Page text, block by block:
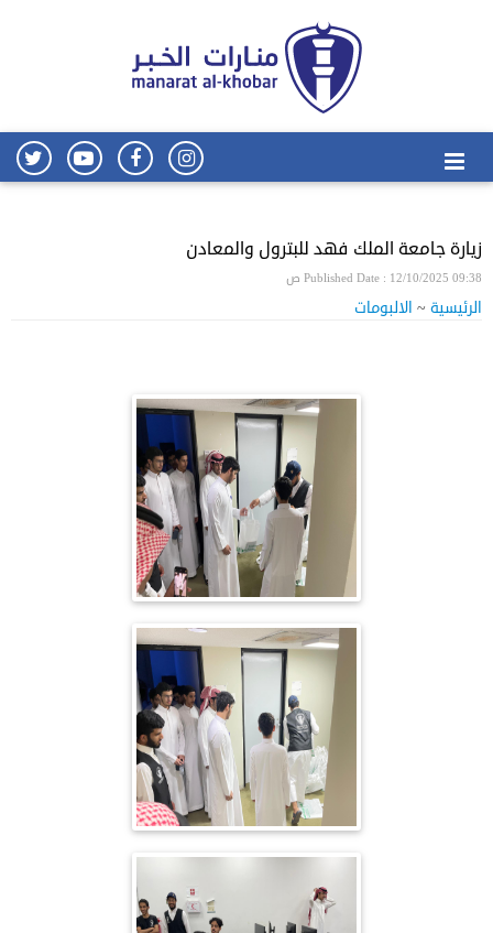
زيارة جامعة الملك فهد للبترول والمعادن
Published Date : 12/10/2025 09:38 ص
الرئيسية ~ الالبومات